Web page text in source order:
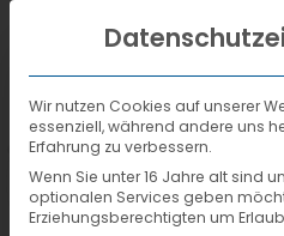
Wir nutzen Cookies auf unserer
essenziell, während andere uns
Erfahrung zu verbessern.
Wenn Sie unter 16 Jahre alt sind
optionalen Services geben
Erziehungsberechtigten um